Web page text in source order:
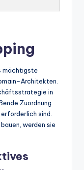
mächtigste
Architekten.
in
Zuordnung
sind.
werden sie